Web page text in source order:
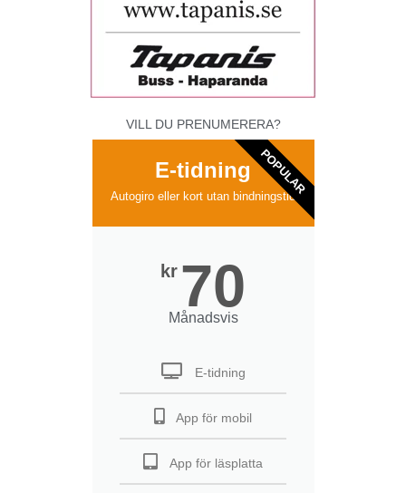
VILL DU PRENUMERERA?
E-tidning
Autogiro eller kort utan bindningstid
kr 70
Månadsvis
E-tidning
App för mobil
App för läsplatta
POPULAR